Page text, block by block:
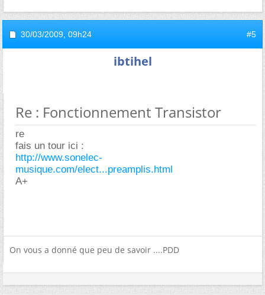
30/03/2009, 09h24 #5
ibtihel
Re : Fonctionnement Transistor
re
fais un tour ici :
http://www.sonelec-
musique.com/elect...preamplis.html
A+
On vous a donné que peu de savoir ....PDD